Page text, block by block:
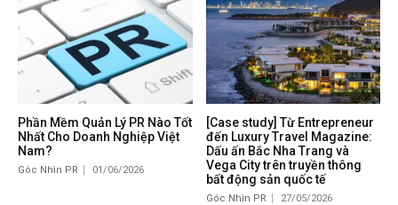
Phần Mềm Quản Lý PR Nào Tốt
Nhất Cho Doanh Nghiệp Việt
Nam?
Góc Nhìn PR 01/06/2026
[Case study] Từ Entrepreneur
đến Luxury Travel Magazine:
Dấu ấn Bắc Nha Trang và
Vega City trên truyền thông
bất động sản quốc tế
Góc Nhìn PR 27/05/2026